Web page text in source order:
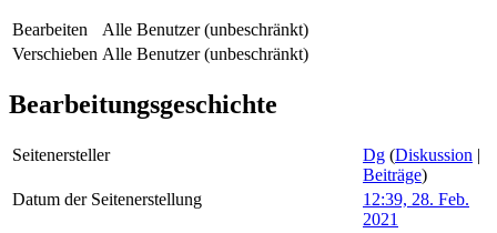
Bearbeiten
Alle Benutzer (unbeschränkt)
Verschieben Alle Benutzer (unbeschränkt)
Bearbeitungsgeschichte
Seitenersteller Dg (Diskussion |
Beiträge)
Datum der Seitenerstellung
12:39, 28. Feb.
2021